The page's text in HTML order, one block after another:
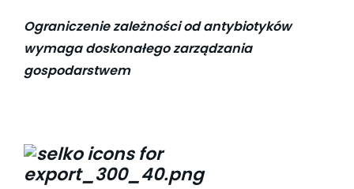
Ograniczenie zależności od antybiotyków
wymaga doskonałego zarządzania
gospodarstwem